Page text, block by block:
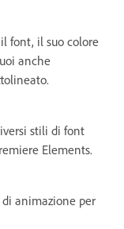
font, il suo colore
anche
stili di font
Elements.
animazione per